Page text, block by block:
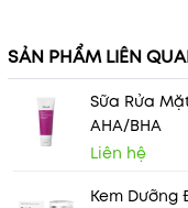
SẢN PHẨM LIÊN
Sữa Rửa
AHA/BHA
Liên hệ
Kem Dưỡng